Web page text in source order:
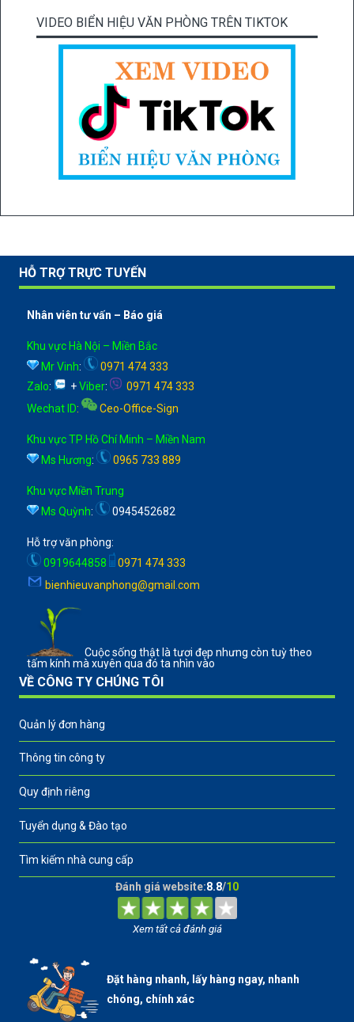
VIDEO BIỂN HIỆU VĂN PHÒNG TRÊN TIKTOK
HỖ TRỢ TRỰC TUYẾN
Nhân viên tư vấn – Báo giá
Khu vực Hà Nội – Miền Bắc
Mr Vinh:
0971 474 333
Zalo: +Viber:
0971 474 333
Wechat ID: Ceo-Office-Sign
Khu vực TP Hồ Chí Minh – Miền Nam
Ms Hương: 0965 733 889
Khu vực Miền Trung
Ms Quỳnh: 0945452682
Hỗ trợ văn phòng:
0919644858
0971 474 333
bienhieuvanphong@gmail.com
Cuộc sống thật là tươi đẹp nhưng còn tuỳ theo
tấm kính mà xuyên qua đó ta nhìn vào
VỀ CÔNG TY CHÚNG TÔI
Quản lý đơn hàng
Thông tin công ty
Quy định riêng
Tuyển dụng & Đào tạo
Tìm kiếm nhà cung cấp
Đánh giá website:8.8/10
Xem tất cả đánh giá
Đặt hàng nhanh, lấy hàng ngay, nhanh
chóng, chính xác